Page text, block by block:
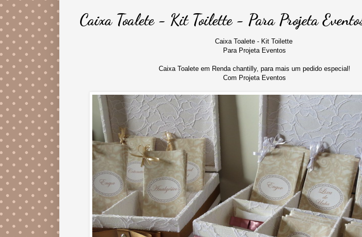
Caixa Toalete - Kit Toilette - Para Projeta
Caixa Toalete - Kit Toilette
Para Projeta Eventos
Caixa Toalete em Renda chantilly, para mais um pedido especial!
Com Projeta Eventos